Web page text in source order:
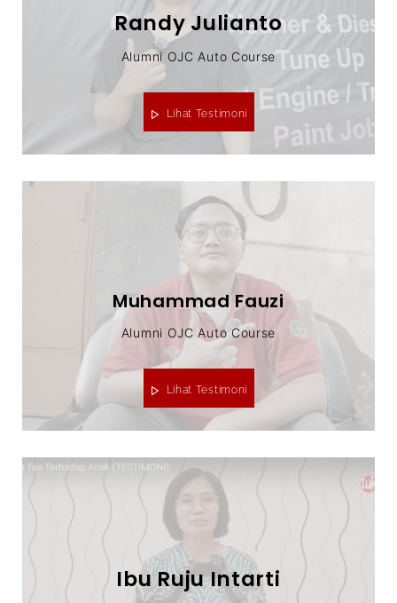
Randy Julianto
Alumni OJC Auto Course
Lihat Testimoni
Muhammad Fauzi
Alumni OJC Auto Course
Lihat Testimoni
Ibu Ruju Intarti